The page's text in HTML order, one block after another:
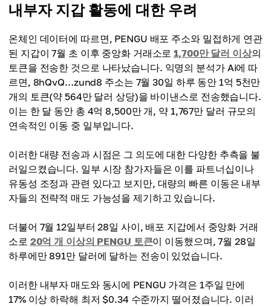
내부자 지갑 활동에 대한 우려
온체인 데이터에 따르면, PENGU 배포 주소와 밀접하게 연관
된 지갑이 7월 초 이후 중앙화 거래소로1,700만 달러 이상의
토큰을 전송한 것으로 나타났습니다. 익명의 분석가 Ai에 따
르면, 8hQvQ…zund8 주소는 7월 30일 하루 동안 1억 5천만
개의 토큰(약 564만 달러 상당)을 바이낸스로 전송했습니다.
이는 한 달 동안 총 4억 8,500만 개, 약 1,767만 달러 규모의
연속적인 이동 중 일부입니다.
이러한 대량 전송과 시점은 그 의도에 대한 다양한 추측을 불
러일으켰습니다. 일부 시장 참가자들은 이를 파트너십이나
유동성 조정과 관련 있다고 보지만, 대량의 빠른 이동은 내부
자들의 전략적 매도 가능성을 제기하고 있습니다.
더불어 7월 12일부터 28일 사이, 배포 지갑에서 중앙화 거래
소로 20억 개 이상의 PENGU 토큰이 이동했으며, 7월 28일
하루에만 891만 달러에 달하는 전송이 있었습니다.
이러한 내부자 매도와 동시에 PENGU 가격은 1주일 만에
17% 이상 하락해 최저 $0.34 수준까지 떨어졌습니다. 이러